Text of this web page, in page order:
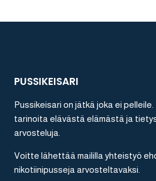
PUSSIKEISARI
Pussikeisari on jätkä joka ei
tarinoita elävästä elämästä ja
arvosteluja.
Voitte lähettää maililla yhteistyö
nikotiinipusseja arvosteltavaksi.